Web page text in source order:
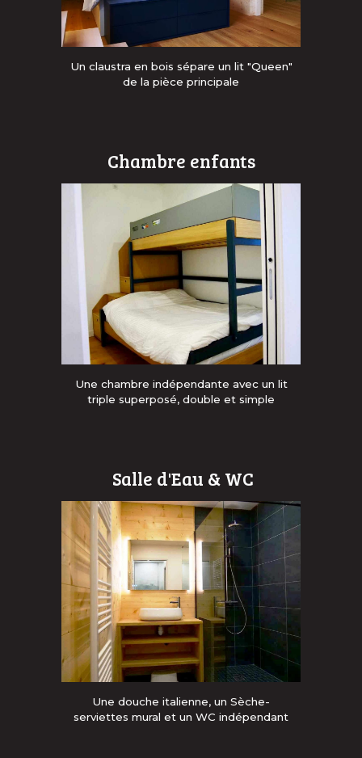
Un claustra en bois sépare un lit "Queen"
de la pièce principale
Chambre enfants
Une chambre indépendante avec un lit
triple superposé, double et simple
Salle d'Eau & WC
Une douche italienne, un Sèche-
serviettes mural et un WC indépendant